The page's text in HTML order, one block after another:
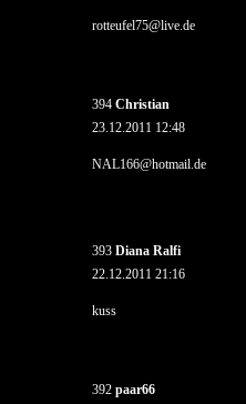
rotteufel75@live.de
394 Christian
23.12.2011 12:48
NAL166@hotmail.de
393 Diana Ralfi
22.12.2011 21:16
kuss
392 paar66